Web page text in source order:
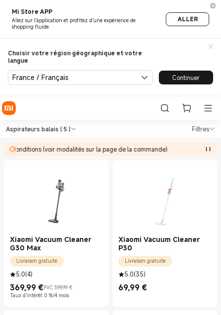
Mi Store APP
Allez sur l'application et profitez d'une expérience de
shopping fluide.
ALLER
Choisir votre région géographique et votre
langue
France / Français Continuer
Shop Aspirateurs
Aspirateurs balais ( 5 ) Filtres
conditions (voir modalités sur la page de la commande)
Shop Aspirateurs Aspirateurs balais
Xiaomi Vacuum Cleaner
G30 Max
Livraison gratuite
5.0(4)
369,99 €
Current Price €369.99
PVC 399,99 €
Prix de vente 399,99 €
Taux d'intérêt 0 %/4 mois
Xiaomi Vacuum Cleaner
P30
Livraison gratuite
5.0(35)
69,99 €
Current Price €69.99